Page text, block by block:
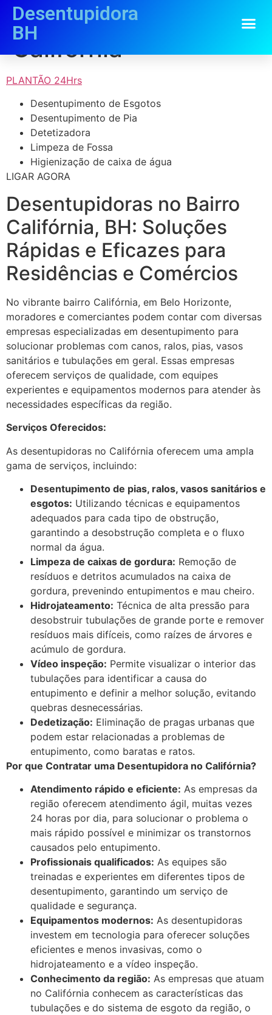
Desentupidora
BH
Desentupidora
Califórnia
PLANTÃO 24Hrs
Desentupimento de Esgotos
Desentupimento de Pia
Detetizadora
Limpeza de Fossa
Higienização de caixa de água
LIGAR AGORA
Desentupidoras no Bairro
Califórnia, BH: Soluções
Rápidas e Eficazes para
Residências e Comércios
No vibrante bairro Califórnia, em Belo Horizonte,
moradores e comerciantes podem contar com diversas
empresas especializadas em desentupimento para
solucionar problemas com canos, ralos, pias, vasos
sanitários e tubulações em geral. Essas empresas
oferecem serviços de qualidade, com equipes
experientes e equipamentos modernos para atender às
necessidades específicas da região.
Serviços Oferecidos:
As desentupidoras no Califórnia oferecem uma ampla
gama de serviços, incluindo:
Desentupimento de pias, ralos, vasos sanitários e
esgotos: Utilizando técnicas e equipamentos
adequados para cada tipo de obstrução,
garantindo a desobstrução completa e o fluxo
normal da água.
Limpeza de caixas de gordura: Remoção de
resíduos e detritos acumulados na caixa de
gordura, prevenindo entupimentos e mau cheiro.
Hidrojateamento: Técnica de alta pressão para
desobstruir tubulações de grande porte e remover
resíduos mais difíceis, como raízes de árvores e
acúmulo de gordura.
Vídeo inspeção: Permite visualizar o interior das
tubulações para identificar a causa do
entupimento e definir a melhor solução, evitando
quebras desnecessárias.
Dedetização: Eliminação de pragas urbanas que
podem estar relacionadas a problemas de
entupimento, como baratas e ratos.
Por que Contratar uma Desentupidora no Califórnia?
Atendimento rápido e eficiente: As empresas da
região oferecem atendimento ágil, muitas vezes
24 horas por dia, para solucionar o problema o
mais rápido possível e minimizar os transtornos
causados pelo entupimento.
Profissionais qualificados: As equipes são
treinadas e experientes em diferentes tipos de
desentupimento, garantindo um serviço de
qualidade e segurança.
Equipamentos modernos: As desentupidoras
investem em tecnologia para oferecer soluções
eficientes e menos invasivas, como o
hidrojateamento e a vídeo inspeção.
Conhecimento da região: As empresas que atuam
no Califórnia conhecem as características das
tubulações e do sistema de esgoto da região, o